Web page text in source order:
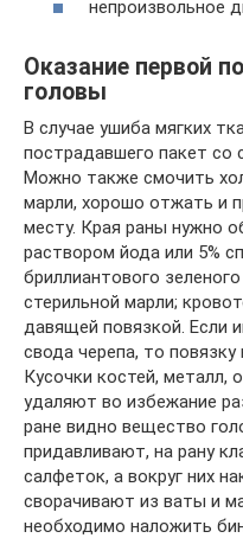
непроизвольное
Оказание первой
головы
В случае ушиба мягких
пострадавшего пакет со
Можно также смочить
марли, хорошо отжать и
месту. Края раны нужно
раствором йода или 5%
бриллиантового
стерильной марли;
давящей повязкой. Если
свода черепа, то
Кусочки костей, металл,
удаляют во избежание
ране видно вещество
придавливают, на рану
салфеток, а вокруг них
сворачивают из ваты и
необходимо наложить